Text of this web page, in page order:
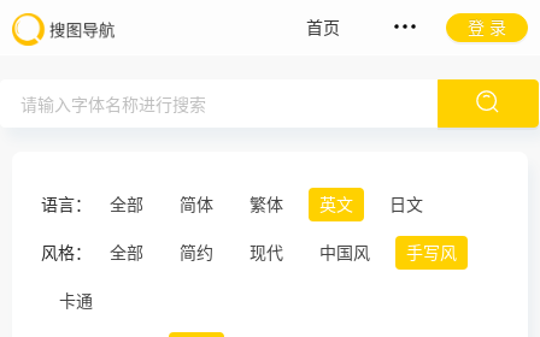
首页 登 录
语言： 全部 简体 繁体 英文 日文
风格： 全部 简约 现代 中国风 手写风
卡通